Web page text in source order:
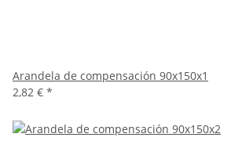
Arandela de compensación 90x150x1
2,82 € *